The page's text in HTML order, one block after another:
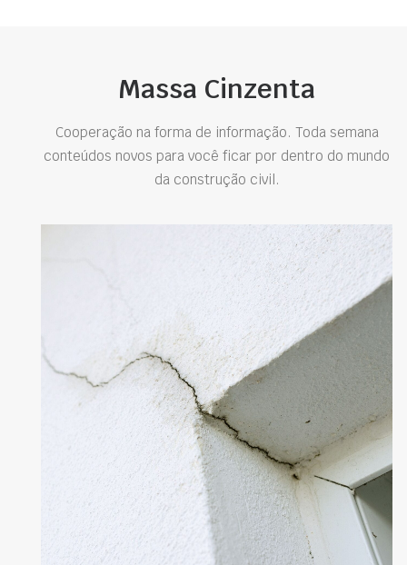
Massa Cinzenta
Cooperação na forma de informação. Toda semana
conteúdos novos para você ficar por dentro do mundo
da construção civil.